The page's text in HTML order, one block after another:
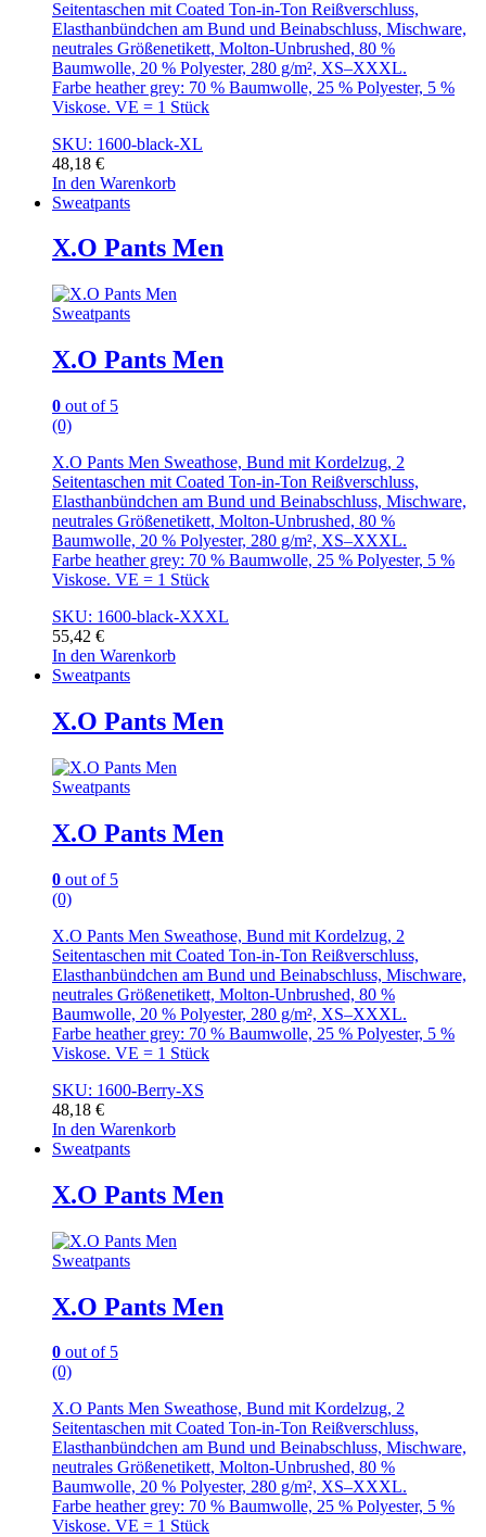
Seitentaschen mit Coated Ton-in-Ton Reißverschluss,
Elasthanbündchen am Bund und Beinabschluss, Mischware,
neutrales Größenetikett, Molton-Unbrushed, 80 %
Baumwolle, 20 % Polyester, 280 g/m², XS–XXXL.
Farbe heather grey: 70 % Baumwolle, 25 % Polyester, 5 %
Viskose. VE = 1 Stück
SKU: 1600-black-XL
48,18 €
In den Warenkorb
Sweatpants
X.O Pants Men
Sweatpants
X.O Pants Men
0 out of 5
(0)
X.O Pants Men Sweathose, Bund mit Kordelzug, 2
Seitentaschen mit Coated Ton-in-Ton Reißverschluss,
Elasthanbündchen am Bund und Beinabschluss, Mischware,
neutrales Größenetikett, Molton-Unbrushed, 80 %
Baumwolle, 20 % Polyester, 280 g/m², XS–XXXL.
Farbe heather grey: 70 % Baumwolle, 25 % Polyester, 5 %
Viskose. VE = 1 Stück
SKU: 1600-black-XXXL
55,42 €
In den Warenkorb
Sweatpants
X.O Pants Men
Sweatpants
X.O Pants Men
0 out of 5
(0)
X.O Pants Men Sweathose, Bund mit Kordelzug, 2
Seitentaschen mit Coated Ton-in-Ton Reißverschluss,
Elasthanbündchen am Bund und Beinabschluss, Mischware,
neutrales Größenetikett, Molton-Unbrushed, 80 %
Baumwolle, 20 % Polyester, 280 g/m², XS–XXXL.
Farbe heather grey: 70 % Baumwolle, 25 % Polyester, 5 %
Viskose. VE = 1 Stück
SKU: 1600-Berry-XS
48,18 €
In den Warenkorb
Sweatpants
X.O Pants Men
Sweatpants
X.O Pants Men
0 out of 5
(0)
X.O Pants Men Sweathose, Bund mit Kordelzug, 2
Seitentaschen mit Coated Ton-in-Ton Reißverschluss,
Elasthanbündchen am Bund und Beinabschluss, Mischware,
neutrales Größenetikett, Molton-Unbrushed, 80 %
Baumwolle, 20 % Polyester, 280 g/m², XS–XXXL.
Farbe heather grey: 70 % Baumwolle, 25 % Polyester, 5 %
Viskose. VE = 1 Stück